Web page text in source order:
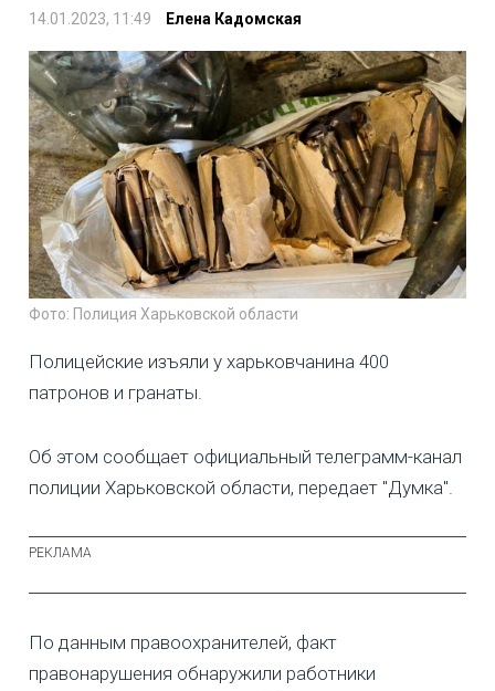
14.01.2023, 11:49 Елена Кадомская
Фото: Полиция Харьковской области
Полицейские изъяли у харьковчанина 400
патронов и гранаты.
Об этом сообщает официальный телеграмм-канал
полиции Харьковской области, передает "Думка".
По данным правоохранителей, факт
правонарушения обнаружили работники